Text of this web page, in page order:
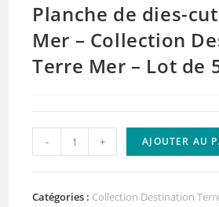
Planche de dies-
Mer – Collection
Terre Mer – Lot de
quantité
de
de
- + AJOUTER AU
Catégories : Collection Destination